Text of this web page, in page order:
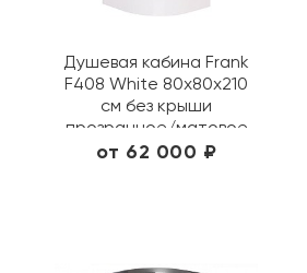
Душевая кабина Frank
F408 White 80х80х210
см без крыши
прозрачное/матовое
4080808/ 20002
от 62 000 ₽